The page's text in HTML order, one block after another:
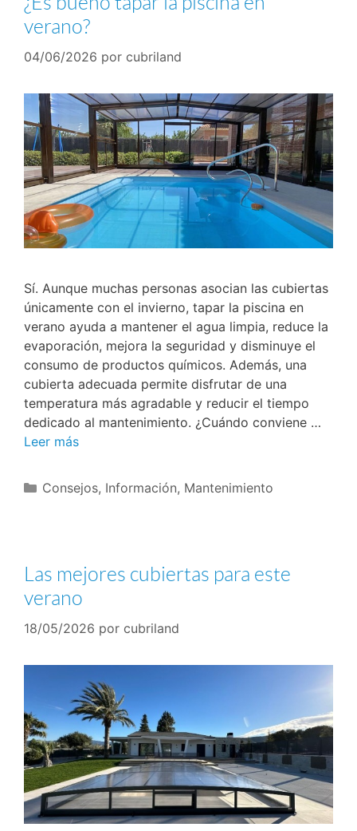
verano?
04/06/2026 por cubriland
Sí. Aunque muchas personas asocian las cubiertas
únicamente con el invierno, tapar la piscina en
verano ayuda a mantener el agua limpia, reduce la
evaporación, mejora la seguridad y disminuye el
consumo de productos químicos. Además, una
cubierta adecuada permite disfrutar de una
temperatura más agradable y reducir el tiempo
dedicado al mantenimiento. ¿Cuándo conviene …
Leer más
Consejos, Información, Mantenimiento
Las mejores cubiertas para este
verano
18/05/2026 por cubriland